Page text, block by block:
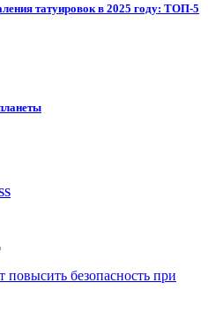
татуировок в 2025 году: ТОП-5
безопасность при